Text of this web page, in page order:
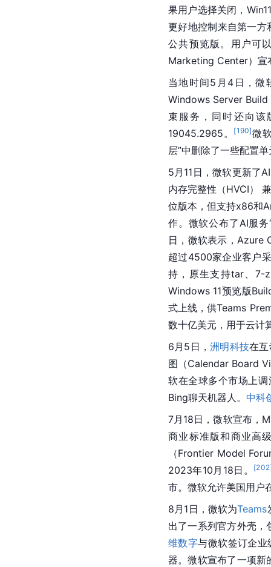
果用户选择关闭，
更好地控制来自第一
公共预览版。用户可
Marketing Center）宣
当地时间5月4日，微
Windows Server
束服务，同时还向该
19045.2965。
[190]微
层”中删除了一些配置
5月11日，微软更新了
内存完整性（HVCI）
位版本，但支持x86和
作。微软公布了AI服
日，微软表示，Azure
超过4500家企业客户
持，原生支持tar、7-
Windows 11预览版
式上线，供Teams
数十亿美元，用于云计
6月5日，洲明科技在
图（Calendar Board
软在全球多个市场上
Bing聊天机器人。 中科
7月18日，微软宣布，
商业标准版和商业高
（Frontier Model
2023年10月18日。
[202
市。微软允许美国用户
8月1日，微软为Teams
出了一系列官方外壳
维数字与微软签订企业
器。微软宣布了一项